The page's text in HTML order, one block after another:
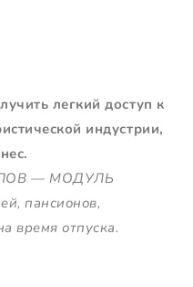
легкий доступ к
индустрии,
— МОДУЛЬ
пансионов,
время отпуска.